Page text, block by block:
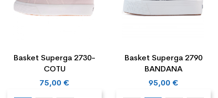
Basket Superga 2730-
COTU
75,00 €
Basket Superga 2790
BANDANA
95,00 €